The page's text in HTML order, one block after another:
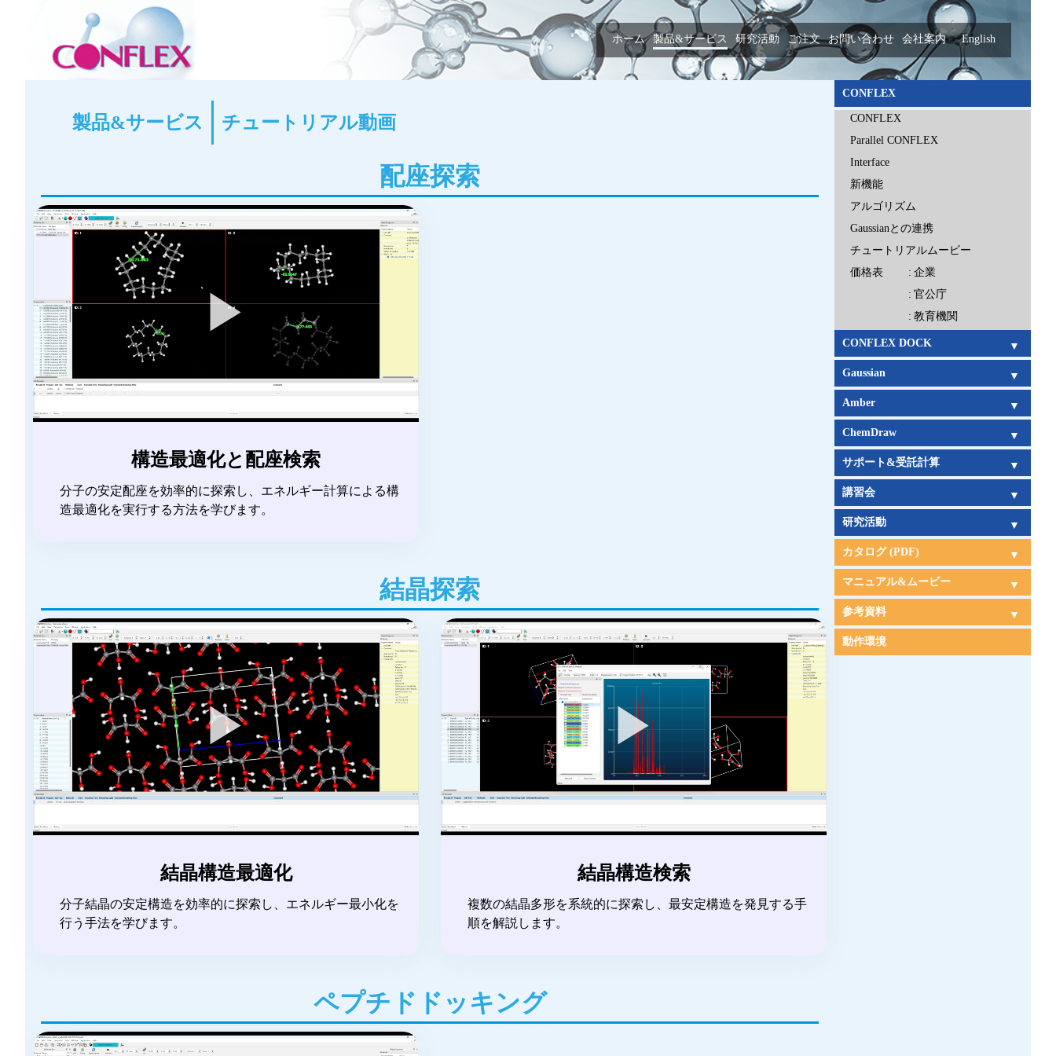
ホーム 製品&サービス 研究活動 ご注文 お問い合わせ 会社案内 English
製品&サービス チュートリアル動画
配座探索
▶
構造最適化と配座検索
分子の安定配座を効率的に探索し、エネルギー計算による構
造最適化を実行する方法を学びます。
結晶探索
▶
結晶構造最適化
分子結晶の安定構造を効率的に探索し、エネルギー最小化を
行う手法を学びます。
▶
結晶構造検索
複数の結晶多形を系統的に探索し、最安定構造を発見する手
順を解説します。
ペプチドドッキング
CONFLEX
CONFLEX
Parallel CONFLEX
Interface
新機能
アルゴリズム
Gaussianとの連携
チュートリアルムービー
価格表
企業
官公庁
教育機関
CONFLEX DOCK
CONFLEX DOCK
アルゴリズム
チュートリアルムービー
価格表
Gaussian
Gaussian概要
Gaussian 16新機能
GaussView概要
GaussView 6 新機能
CONFLEXとの連携
Gaussian日本語マニュアル
キーワードリスト
GaussView日本語マニュアル
電子構造論による化学の探究
Amber
Amber概要
Amber新機能
日本語チュートリアル
Amber旧バージョン
Amberの価格
ChemDraw
ChemDraw概要
機能一覧
新機能
サポート
購入ガイド
サポート&受託計算
サポートサービス
受託計算サービス
講習会
講習会概要
講習会日程
研究活動
研究活動
カタログ (PDF)
CONFLEX
CONFLEX DOCK
Gaussian&GaussView
Amber
ChemDraw
受託計算
サポート・講習会
マニュアル&ムービー
CONFLEX & DOCKマニュアル
CONFLEX & DOCKムービー
Gaussian日本語マニュアル
Amber日本語チュートリアル
参考資料
CONFLEX&Gaussian連携
文献
現代化学サンプル分子
動作環境